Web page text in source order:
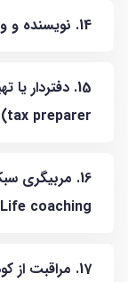
14. نویسنده و ویراستار (Writer and Editor)
tax preparer)
Life coaching)
17. مراقبت از کودک در خانه (Child caregiver)